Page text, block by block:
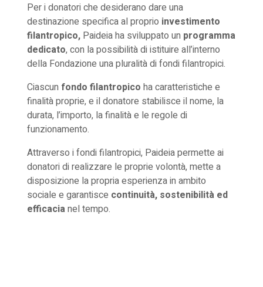
Per i donatori che desiderano dare una
destinazione specifica al proprio investimento
filantropico, Paideia ha sviluppato un programma
dedicato, con la possibilità di istituire all’interno
della Fondazione una pluralità di fondi filantropici.
Ciascun fondo filantropico ha caratteristiche e
finalità proprie, e il donatore stabilisce il nome, la
durata, l’importo, la finalità e le regole di
funzionamento.
Attraverso i fondi filantropici, Paideia permette ai
donatori di realizzare le proprie volontà, mette a
disposizione la propria esperienza in ambito
sociale e garantisce continuità, sostenibilità ed
efficacianel tempo.